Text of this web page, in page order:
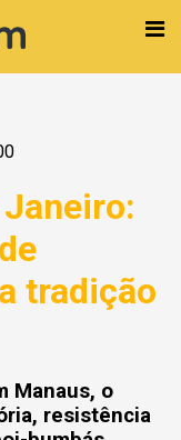
tradição
Manaus, o
resistência